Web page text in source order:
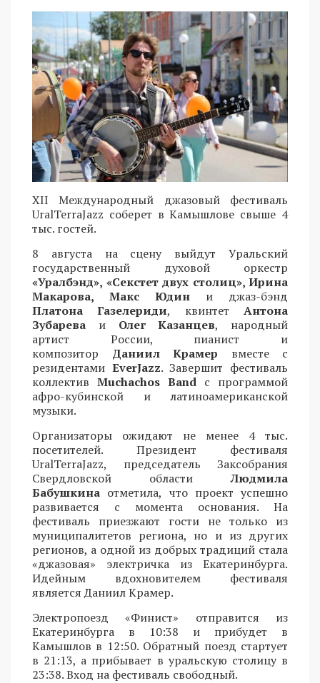
XII Международный джазовый фестиваль
UralTerraJazz соберет в Камышлове свыше 4
тыс. гостей.
8 августа на сцену выйдут Уральский
государственный духовой оркестр
«Уралбэнд», «Секстет двух столиц», Ирина
Макарова, Макс Юдин и джаз-бэнд
Платона Газелериди, квинтетАнтона
Зубарева и Олег Казанцев, народный
артист России, пианист и
композитор Даниил Крамер вместе с
резидентами EverJazz. Завершит фестиваль
коллектив Muchachos Band с программой
афро-кубинской и латиноамериканской
музыки.
Организаторы ожидают не менее 4 тыс.
посетителей. Президент фестиваля
UralTerraJazz, председатель Заксобрания
Свердловской областиЛюдмила
Бабушкина отметила, что проект успешно
развивается с момента основания. На
фестиваль приезжают гости не только из
муниципалитетов региона, но и из других
регионов, а одной из добрых традиций стала
«джазовая» электричка из Екатеринбурга.
Идейным вдохновителем фестиваля
является Даниил Крамер.
Электропоезд «Финист» отправится из
Екатеринбурга в 10:38 и прибудет в
Камышлов в 12:50. Обратный поезд стартует
в 21:13, а прибывает в уральскую столицу в
23:38. Вход на фестиваль свободный.